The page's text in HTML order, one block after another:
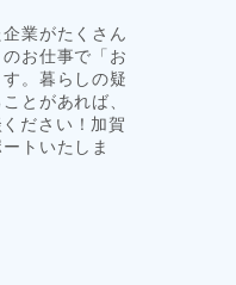
業がたくさん
お仕事で「お
。暮らしの疑
とがあれば、
ださい！加賀
トいたしま